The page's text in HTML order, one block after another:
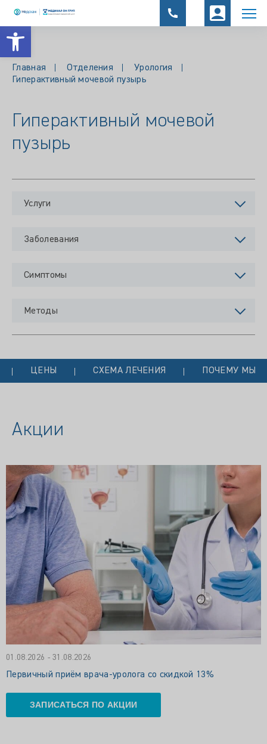
Открыть панель инструментов
Главная Отделения
Урология
Гиперактивный мочевой пузырь
Гиперактивный мочевой
пузырь
Услуги
Заболевания
Симптомы
Методы
ЦЕНЫ СХЕМА ЛЕЧЕНИЯ ПОЧЕМУ МЫ?
Акции
01.08.2026 - 31.08.2026
Первичный приём врача-уролога со скидкой 13%
ЗАПИСАТЬСЯ ПО АКЦИИ